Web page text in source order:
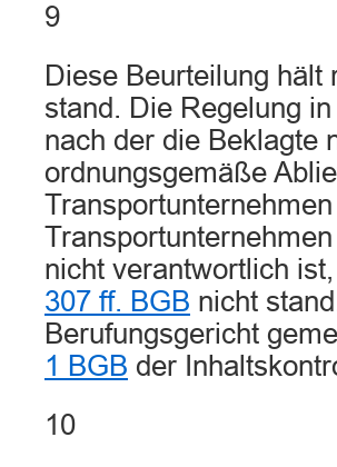
9
Diese Beurteilung
stand. Die Regelung
nach der die Beklagte
ordnungsgemäße
nicht verantwortlich
307 ff. BGB nicht
Berufungsgericht
1 BGB der
10